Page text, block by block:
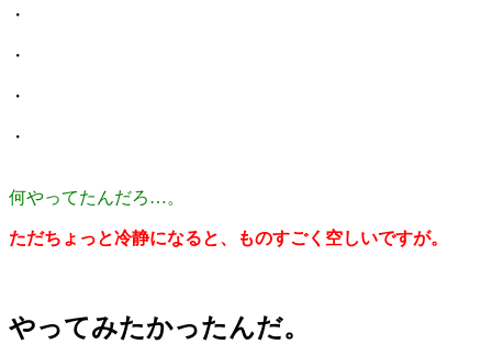
・
・
・
・
何やってたんだろ…。
ただちょっと冷静になると、ものすごく空しいですが。
やってみたかったんだ。